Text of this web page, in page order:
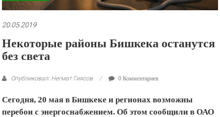
20.05.2019
Некоторые районы Бишкека останутся
без света
Опубликовал: Негмат Гиясов 0 Комментариев
Сегодня, 20 мая в Бишкеке и регионах возможны
перебои с энергоснабжением. Об этом сообщили в ОАО